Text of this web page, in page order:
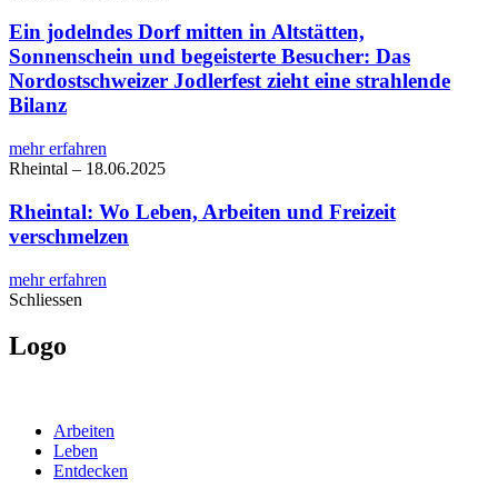
Ein jodelndes Dorf mitten in Altstätten,
Sonnenschein und begeisterte Besucher: Das
Nordostschweizer Jodlerfest zieht eine strahlende
Bilanz
mehr erfahren
Rheintal – 18.06.2025
Rheintal: Wo Leben, Arbeiten und Freizeit
verschmelzen
mehr erfahren
Schliessen
Logo
Arbeiten
Leben
Entdecken